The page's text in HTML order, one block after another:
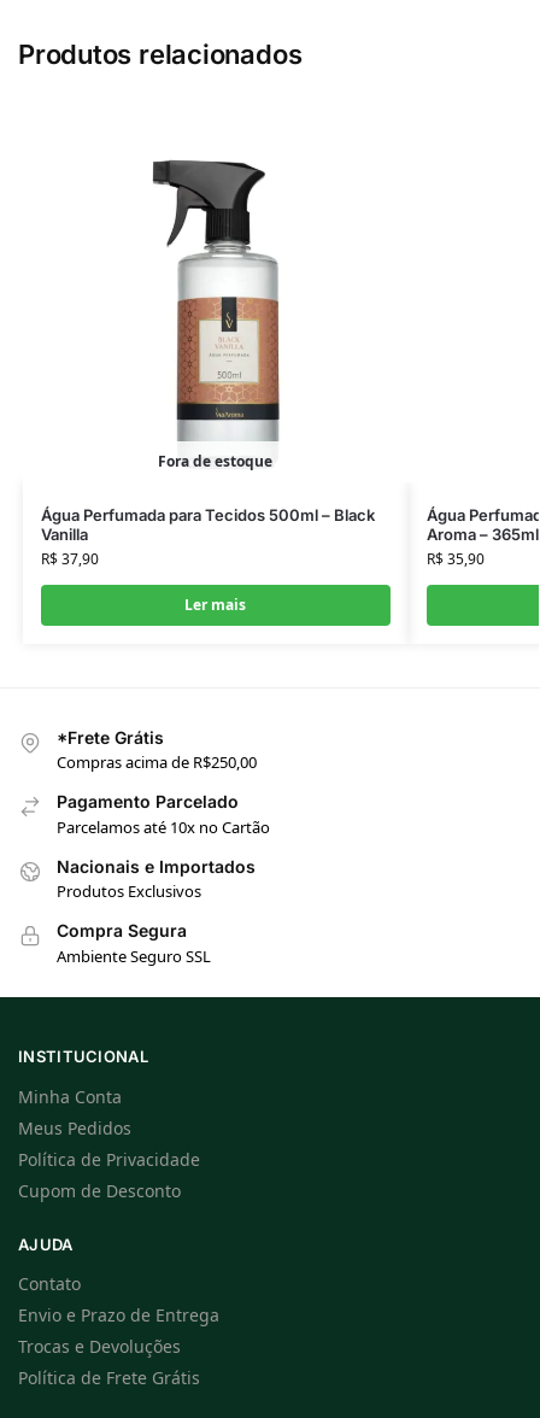
Produtos relacionados
Fora de estoque
Água Perfumada para Tecidos 500ml – Black
Vanilla
R$37,90
Ler mais
Água
Aroma – 365ml
R$35,90
*Frete Grátis
Compras acima de R$250,00
Pagamento Parcelado
Parcelamos até 10x no Cartão
Nacionais e Importados
Produtos Exclusivos
Compra Segura
Ambiente Seguro SSL
INSTITUCIONAL
Minha Conta
Meus Pedidos
Política de Privacidade
Cupom de Desconto
AJUDA
Contato
Envio e Prazo de Entrega
Trocas e Devoluções
Política de Frete Grátis